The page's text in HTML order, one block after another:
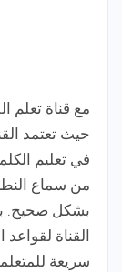
مع قناة تعلم
حيث تعتمد
في تعليم
من سماع
بشكل صحيح.
القناة لقواعد
سريعة